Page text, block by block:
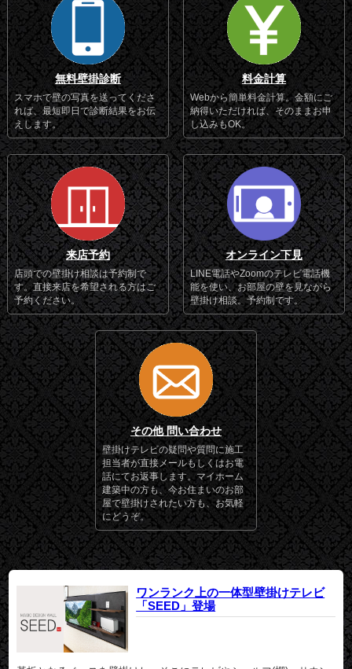
無料壁掛診断
スマホで壁の写真を送ってくださ
れば、最短即日で診断結果をお伝
えします。
料金計算
Webから簡単料金計算。金額にご
納得いただければ、そのままお申
し込みもOK。
来店予約
店頭での壁掛け相談は予約制で
す。直接来店を希望される方はご
予約ください。
オンライン下見
LINE電話やZoomのテレビ電話機
能を使い、お部屋の壁を見ながら
壁掛け相談。予約制です。
その他 問い合わせ
壁掛けテレビの疑問や質問に施工
担当者が直接メールもしくはお電
話にてお返事します。マイホーム
建築中の方も、今お住まいのお部
屋で壁掛けされたい方も、お気軽
にどうぞ。
ワンランク上の一体型壁掛けテレビ
「SEED」登場